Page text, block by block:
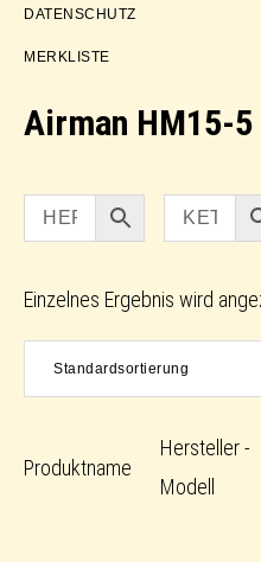
DATENSCHUTZ
MERKLISTE
Airman HM15-5
Einzelnes Ergebnis wird
Produktname
Hersteller -
Modell